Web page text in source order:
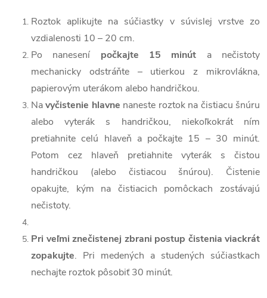
Roztok aplikujte na súčiastky v súvislej vrstve zo
vzdialenosti 10 – 20 cm.
Po nanesení počkajte 15 minút a nečistoty
mechanicky odstráňte – utierkou z mikrovlákna,
papierovým uterákom alebo handričkou.
Navyčistenie hlavne naneste roztok na čistiacu šnúru
alebo vyterák s handričkou, niekoľkokrát ním
pretiahnite celú hlaveň a počkajte 15 – 30 minút.
Potom cez hlaveň pretiahnite vyterák s čistou
handričkou (alebo čistiacou šnúrou). Čistenie
opakujte, kým na čistiacich pomôckach zostávajú
nečistoty.
Pri veľmi znečistenej zbrani postup čistenia viackrát
zopakujte. Pri medených a studených súčiastkach
nechajte roztok pôsobiť 30 minút.